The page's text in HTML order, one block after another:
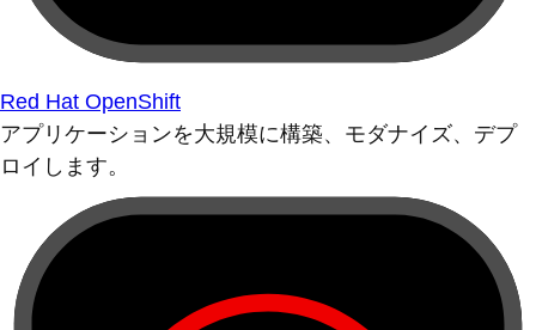
Red Hat OpenShift
アプリケーションを大規模に構築、モダナイズ、デプ
ロイします。